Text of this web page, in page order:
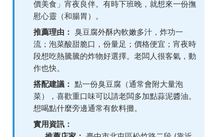
價美食」宵夜良伴。有時下班晚，就想來一份撫
慰心靈（和腸胃）。
推薦理由： 臭豆腐外酥內軟嫩多汁，炸功一
流；泡菜酸甜脆口，份量足；價格便宜；宵夜時
段想吃熱騰騰的炸物好選擇。老闆人很客氣，動
作也快。
搭配建議： 點一份臭豆腐（通常會附大量泡
菜），喜歡重口味可以請老闆多加點蒜泥醬油。
想喝點什麼旁邊通常有飲料攤。
實用資訊：